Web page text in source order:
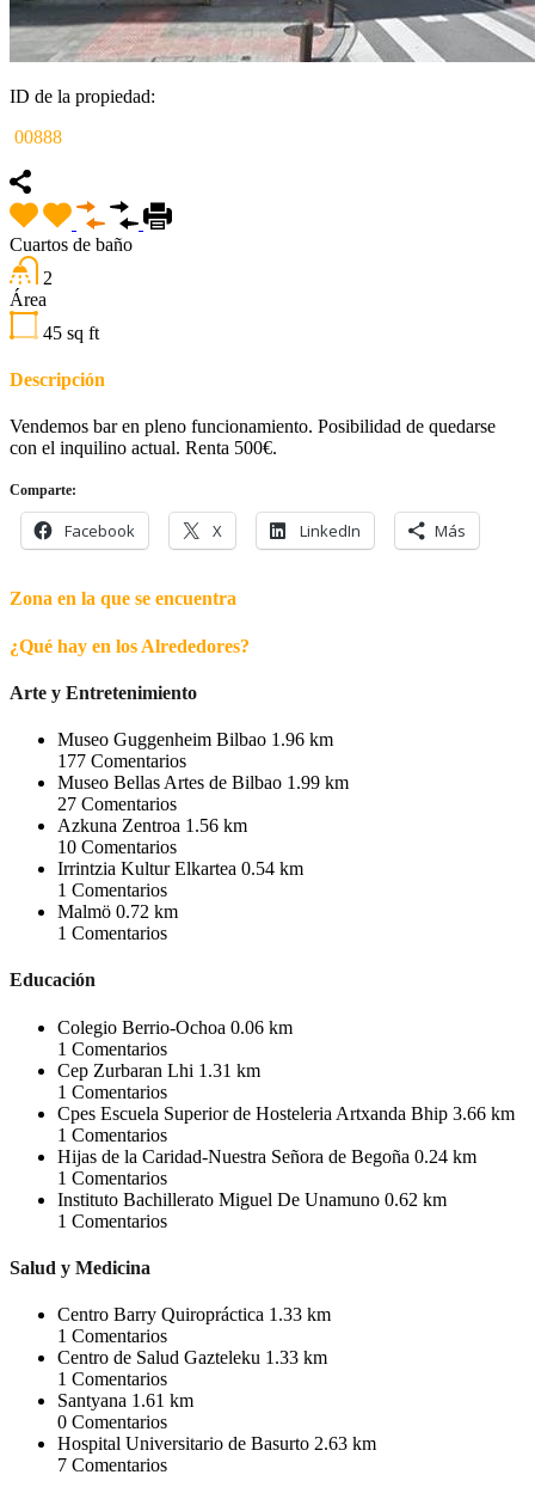
ID de la propiedad:
00888
Cuartos de baño
2
Área
45 sq ft
Descripción
Vendemos bar en pleno funcionamiento. Posibilidad de quedarse
con el inquilino actual. Renta 500€.
Comparte:
Facebook X LinkedIn Más
Zona en la que se encuentra
¿Qué hay en los Alrededores?
Arte y Entretenimiento
Museo Guggenheim Bilbao 1.96 km
177 Comentarios
Museo Bellas Artes de Bilbao 1.99 km
27 Comentarios
Azkuna Zentroa 1.56 km
10 Comentarios
Irrintzia Kultur Elkartea 0.54 km
1 Comentarios
Malmö 0.72 km
1 Comentarios
Educación
Colegio Berrio-Ochoa 0.06 km
1 Comentarios
Cep Zurbaran Lhi 1.31 km
1 Comentarios
Cpes Escuela Superior de Hosteleria Artxanda Bhip 3.66 km
1 Comentarios
Hijas de la Caridad-Nuestra Señora de Begoña 0.24 km
1 Comentarios
Instituto Bachillerato Miguel De Unamuno 0.62 km
1 Comentarios
Salud y Medicina
Centro Barry Quiropráctica 1.33 km
1 Comentarios
Centro de Salud Gazteleku 1.33 km
1 Comentarios
Santyana 1.61 km
0 Comentarios
Hospital Universitario de Basurto 2.63 km
7 Comentarios